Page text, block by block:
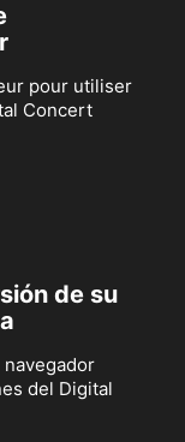
pour utiliser
Concert
de su
del Digital